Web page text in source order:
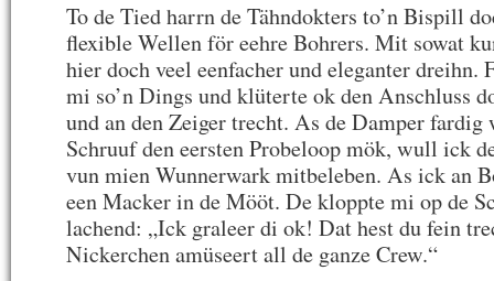
To de Tied harrn de Tähndokters to’n Bispill
flexible Wellen för eehre Bohrers. Mit sowat
hier doch veel eenfacher und eleganter dreihn.
mi so’n Dings und klüterte ok den Anschluss
und an den Zeiger trecht. As de Damper fardig
Schruuf den eersten Probeloop mök, wull ick
vun mien Wunnerwark mitbeleben. As ick an
een Macker in de Mööt. De kloppte mi op de
lachend: „Ick graleer di ok! Dat hest du fein
Nickerchen amüseert all de ganze Crew.“